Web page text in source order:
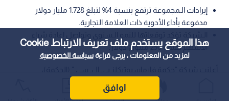
هذا الموقع يستخدم ملف تعريف الارتباط Cookie
لمزيد من المعلومات ، يرجى قراءةسياسة الخصوصية
اوافق
إيرادات الـمجموعة ترتفع بنسبة 4% لتبلغ 1.728 مليار دولار
مدفوعة بأداء الأدوية ذات العلامة التجارية.
الأسهم بقيمة 250 مليون دولار.